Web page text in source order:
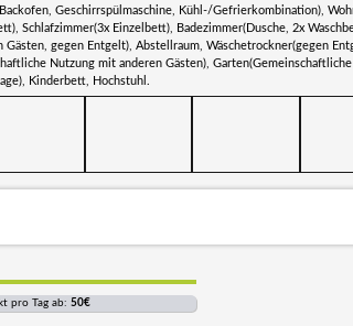
Geschirrspülmaschine, Kühl-/Gefrierkombination),
Schlafzimmer(3x Einzelbett), Badezimmer(Dusche, 2x
gegen Entgelt), Abstellraum, Wäschetrockner(gegen
Nutzung mit anderen Gästen),
Kinderbett, Hochstuhl.
pro Tag ab: 50€